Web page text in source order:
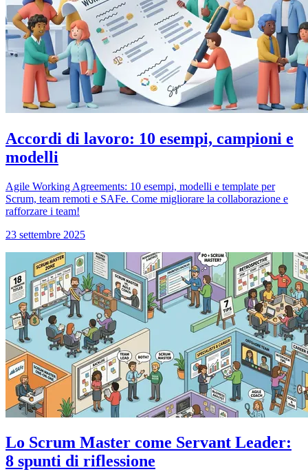
Accordi di lavoro: 10 esempi, campioni e
modelli
Agile Working Agreements: 10 esempi, modelli e template per
Scrum, team remoti e SAFe. Come migliorare la collaborazione e
rafforzare i team!
23 settembre 2025
Lo Scrum Master come Servant Leader:
8 spunti di riflessione